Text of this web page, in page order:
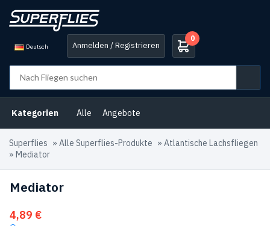
Deutsch Anmelden / Registrieren
0
Kategorien Alle Angebote
Superflies » Alle Superflies-Produkte » Atlantische Lachsfliegen
» Mediator
Mediator
4,89 €